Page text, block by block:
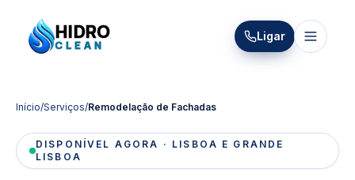
HIDRO
CLEAN
HidroClean Canalizações
Ligar
Início/Serviços/Remodelação de Fachadas
DISPONÍVEL AGORA · LISBOA E GRANDE
LISBOA